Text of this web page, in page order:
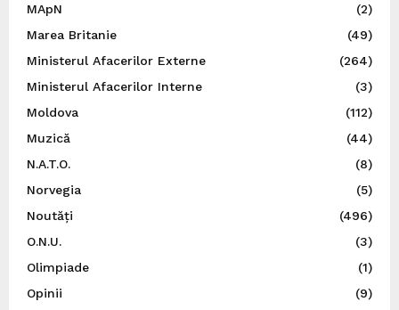
MApN
(2)
Marea Britanie
(49)
Ministerul Afacerilor Externe
(264)
Ministerul Afacerilor Interne
(3)
Moldova
(112)
Muzică
(44)
N.A.T.O.
(8)
Norvegia
(5)
Noutăți
(496)
O.N.U.
(3)
Olimpiade
(1)
Opinii
(9)